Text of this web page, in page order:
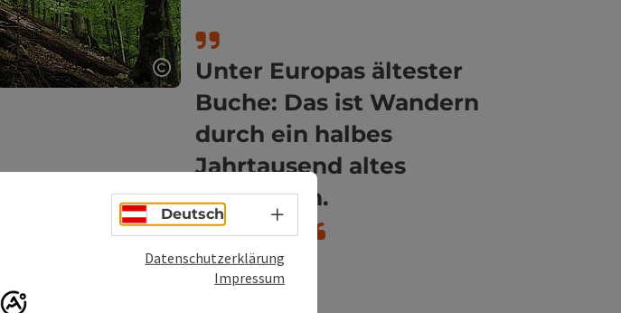
Copyright öffnen
Unter Europas ältester
Buche: Das ist Wandern
durch ein halbes
Jahrtausend altes
Naturreich.
Deutsch Sprachwahl - Menü öffnen
Datenschutzerklärung
Impressum